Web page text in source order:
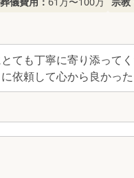
ても丁寧に寄り添って
依頼して心から良かった